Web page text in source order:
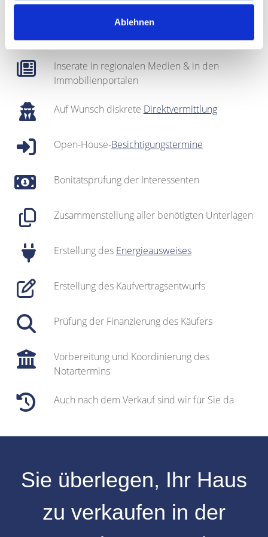
Ablehnen
Regionales Netzwerk inklusive sehr gut
gepflegterInteressentenkartei
Inserate in regionalen Medien & in den
Immobilienportalen
Auf Wunsch diskrete Direktvermittlung
Open-House-Besichtigungstermine
Bonitätsprüfung der Interessenten
Zusammenstellung aller benötigten Unterlagen
Erstellung des Energieausweises
Erstellung des Kaufvertragsentwurfs
Prüfung der Finanzierung des Käufers
Vorbereitung und Koordinierung des
Notartermins
Auch nach dem Verkauf sind wir für Sie da
Sie überlegen, Ihr Haus
zu verkaufen in der